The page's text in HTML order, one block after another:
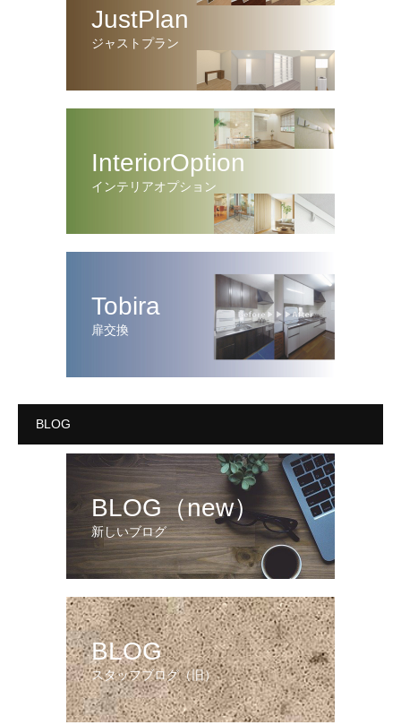
JustPlan
ジャストプラン
InteriorOption
インテリアオプション
Tobira
扉交換
BLOG
BLOG（new）
新しいブログ
BLOG
スタッフブログ（旧）